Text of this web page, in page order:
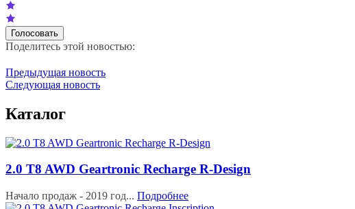
Поделитесь этой новостью:
Предыдущая новость
Следующая новость
Каталог
2.0 T8 AWD Geartronic Recharge R-Design
Начало продаж - 2019 год... Подробнее